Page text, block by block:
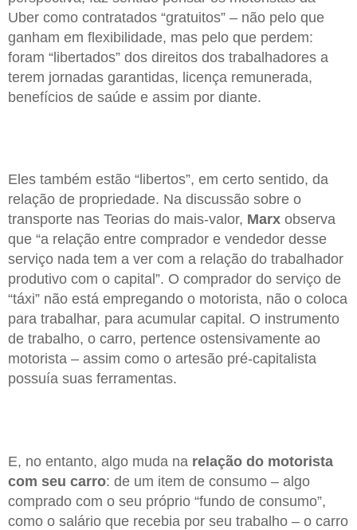
Uber como contratados “gratuitos” – não pelo que
ganham em flexibilidade, mas pelo que perdem:
foram “libertados” dos direitos dos trabalhadores a
terem jornadas garantidas, licença remunerada,
benefícios de saúde e assim por diante.
Eles também estão “libertos”, em certo sentido, da
relação de propriedade. Na discussão sobre o
transporte nas Teorias do mais-valor, Marx observa
que “a relação entre comprador e vendedor desse
serviço nada tem a ver com a relação do trabalhador
produtivo com o capital”. O comprador do serviço de
“táxi” não está empregando o motorista, não o coloca
para trabalhar, para acumular capital. O instrumento
de trabalho, o carro, pertence ostensivamente ao
motorista – assim como o artesão pré-capitalista
possuía suas ferramentas.
E, no entanto, algo muda na relação do motorista
com seu carro: de um item de consumo – algo
comprado com o seu próprio “fundo de consumo”,
como o salário que recebia por seu trabalho – o carro